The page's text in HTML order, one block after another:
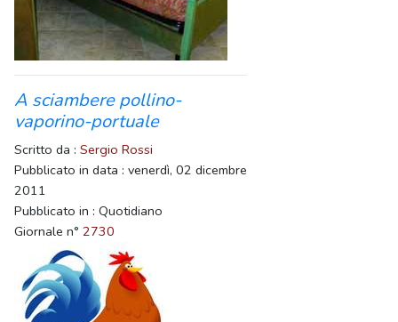
A sciambere pollino-
vaporino-portuale
Scritto da : Sergio Rossi
Pubblicato in data : venerdì, 02 dicembre
2011
Pubblicato in : Quotidiano
Giornale n° 2730